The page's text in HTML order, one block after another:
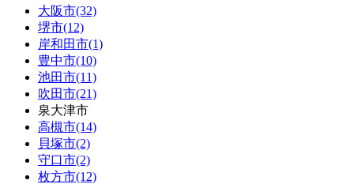
大阪市(32)
堺市(12)
岸和田市(1)
豊中市(10)
池田市(11)
吹田市(21)
泉大津市
高槻市(14)
貝塚市(2)
守口市(2)
枚方市(12)